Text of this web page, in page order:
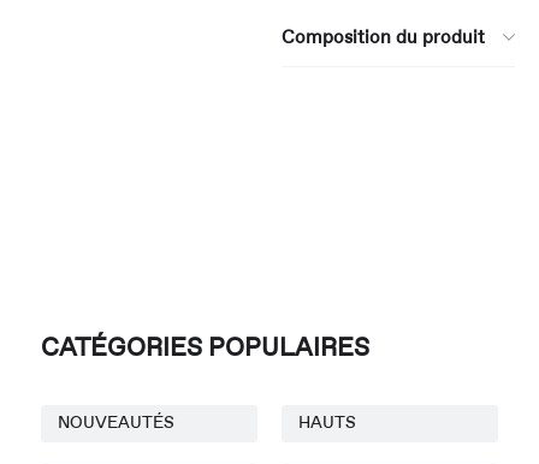
Composition du produit
CATÉGORIES POPULAIRES
NOUVEAUTÉS HAUTS